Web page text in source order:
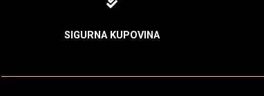
SIGURNA KUPOVINA